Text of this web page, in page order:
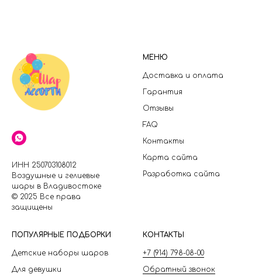
ИНН 250703108012
Воздушные и гелиевые
шары в Владивостоке
© 2025 Все права
защищены
МЕНЮ
Доставка и оплата
Гарантия
Отзывы
FAQ
Контакты
Карта сайта
Разработка сайта
ПОПУЛЯРНЫЕ ПОДБОРКИ
Детские наборы шаров
Для девушки
КОНТАКТЫ
+7 (914) 798-08-00
Обратный звонок